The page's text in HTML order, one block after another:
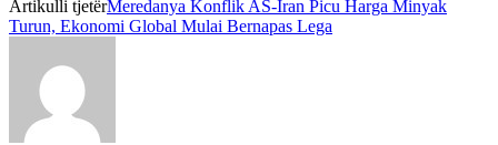
Artikulli tjetërMeredanya Konflik AS-Iran Picu Harga Minyak
Turun, Ekonomi Global Mulai Bernapas Lega